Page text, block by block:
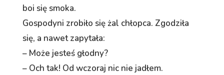
boi się smoka.
Gospodyni zrobiło się żal chłopca. Zgodziła
się, a nawet zapytała:
– Może jesteś głodny?
– Och tak! Od wczoraj nic nie jadłem.